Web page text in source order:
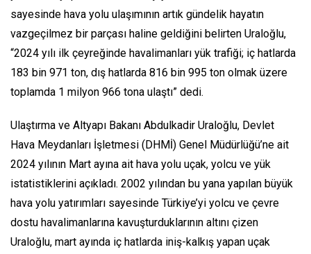
sayesinde hava yolu ulaşımının artık gündelik hayatın
vazgeçilmez bir parçası haline geldiğini belirten Uraloğlu,
“2024 yılı ilk çeyreğinde havalimanları yük trafiği; iç hatlarda
183 bin 971 ton, dış hatlarda 816 bin 995 ton olmak üzere
toplamda 1 milyon 966 tona ulaştı” dedi.
Ulaştırma ve Altyapı Bakanı Abdulkadir Uraloğlu, Devlet
Hava Meydanları İşletmesi (DHMİ) Genel Müdürlüğü’ne ait
2024 yılının Mart ayına ait hava yolu uçak, yolcu ve yük
istatistiklerini açıkladı. 2002 yılından bu yana yapılan büyük
hava yolu yatırımları sayesinde Türkiye’yi yolcu ve çevre
dostu havalimanlarına kavuşturduklarının altını çizen
Uraloğlu, mart ayında iç hatlarda iniş-kalkış yapan uçak